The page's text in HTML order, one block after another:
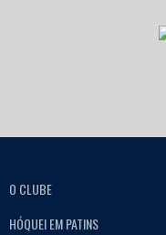
O CLUBE
HÓQUEI EM PATINS